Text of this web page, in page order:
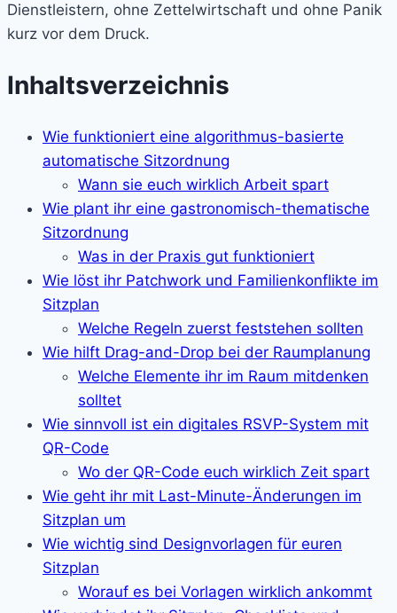
Dienstleistern, ohne Zettelwirtschaft und ohne Panik
kurz vor dem Druck.
Inhaltsverzeichnis
Wie funktioniert eine algorithmus-basierte
automatische Sitzordnung
Wann sie euch wirklich Arbeit spart
Wie plant ihr eine gastronomisch-thematische
Sitzordnung
Was in der Praxis gut funktioniert
Wie löst ihr Patchwork und Familienkonflikte im
Sitzplan
Welche Regeln zuerst feststehen sollten
Wie hilft Drag-and-Drop bei der Raumplanung
Welche Elemente ihr im Raum mitdenken
solltet
Wie sinnvoll ist ein digitales RSVP-System mit
QR-Code
Wo der QR-Code euch wirklich Zeit spart
Wie geht ihr mit Last-Minute-Änderungen im
Sitzplan um
Wie wichtig sind Designvorlagen für euren
Sitzplan
Worauf es bei Vorlagen wirklich ankommt